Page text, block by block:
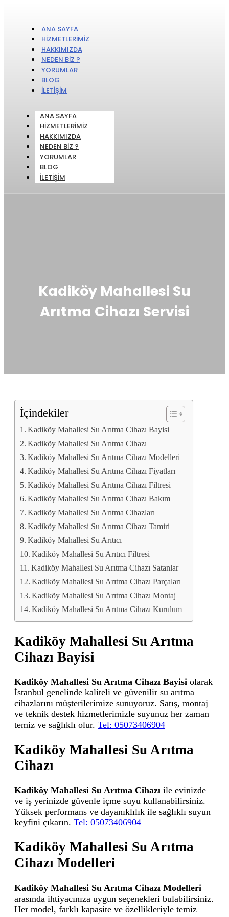
ANA SAYFA
HIZMETLERIMIZ
HAKKIMIZDA
NEDEN BIZ ?
YORUMLAR
BLOG
İLETIŞIM
ANA SAYFA
HIZMETLERIMIZ
HAKKIMIZDA
NEDEN BIZ ?
YORUMLAR
BLOG
İLETIŞIM
Kadiköy Mahallesi Su
Arıtma Cihazı Servisi
İçindekiler
Kadiköy Mahallesi Su Arıtma Cihazı Bayisi
Kadiköy Mahallesi Su Arıtma Cihazı
Kadiköy Mahallesi Su Arıtma Cihazı Modelleri
Kadiköy Mahallesi Su Arıtma Cihazı Fiyatları
Kadiköy Mahallesi Su Arıtma Cihazı Filtresi
Kadiköy Mahallesi Su Arıtma Cihazı Bakım
Kadiköy Mahallesi Su Arıtma Cihazları
Kadiköy Mahallesi Su Arıtma Cihazı Tamiri
Kadiköy Mahallesi Su Arıtıcı
Kadiköy Mahallesi Su Arıtıcı Filtresi
Kadiköy Mahallesi Su Arıtma Cihazı Satanlar
Kadiköy Mahallesi Su Arıtma Cihazı Parçaları
Kadiköy Mahallesi Su Arıtma Cihazı Montaj
Kadiköy Mahallesi Su Arıtma Cihazı Kurulum
Kadiköy Mahallesi Su Arıtma
Cihazı Bayisi
Kadiköy Mahallesi Su Arıtma Cihazı Bayisi olarak
İstanbul genelinde kaliteli ve güvenilir su arıtma
cihazlarını müşterilerimize sunuyoruz. Satış, montaj
ve teknik destek hizmetlerimizle suyunuz her zaman
temiz ve sağlıklı olur. Tel: 05073406904
Kadiköy Mahallesi Su Arıtma
Cihazı
Kadiköy Mahallesi Su Arıtma Cihazı ile evinizde
ve iş yerinizde güvenle içme suyu kullanabilirsiniz.
Yüksek performans ve dayanıklılık ile sağlıklı suyun
keyfini çıkarın. Tel: 05073406904
Kadiköy Mahallesi Su Arıtma
Cihazı Modelleri
Kadiköy Mahallesi Su Arıtma Cihazı Modelleri
arasında ihtiyacınıza uygun seçenekleri bulabilirsiniz.
Her model, farklı kapasite ve özellikleriyle temiz